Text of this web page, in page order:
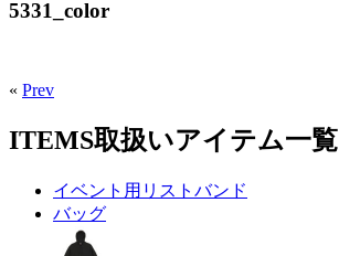
5331_color
« Prev
ITEMS取扱いアイテム一覧
イベント用リストバンド
バッグ